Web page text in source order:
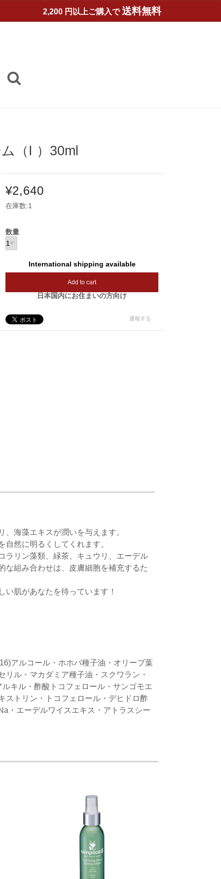
2,200 円以上ご購入で 送料無料
（I ）30ml
¥2,640
在庫数:1
数量
International shipping available
Add to cart
日本国内にお住まいの方向け
通報する
海藻エキスが潤いを与えます。
然に明るくしてくれます。
ラリン藻類、緑茶、キュウリ、エーデル
な組み合わせは、皮膚細胞を補充するた
肌があなたを待っています！
アルコール・ホホバ種子油・オリーブ葉
ル・マカダミア種子油・スクワラン・
キル・酢酸トコフェロール・サンゴモエ
ストリン・トコフェロール・デヒドロ酢
・エーデルワイスエキス・アトラスシー